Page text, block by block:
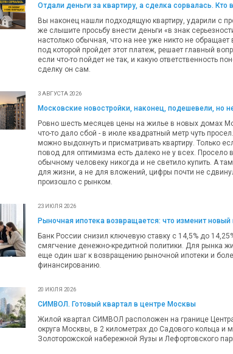
Отдали деньги за квартиру, а сделка сорвалась. Кто
Вы наконец нашли подходящую квартиру, ударили с
же слышите просьбу внести деньги «в знак
настолько обычная, что на нее уже никто не
под которой пройдет этот платеж, решает главный
если что-то пойдет не так, и какую ответственность
сделку он сам.
3 АВГУСТА 2026
Московские новостройки, наконец, подешевели, но
Ровно шесть месяцев цены на жилье в новых домах
что-то дало сбой - в июле квадратный метр чуть
можно выдохнуть и присматривать квартиру. Только
повод для оптимизма есть далеко не у всех. Просело
обычному человеку никогда и не светило купить. А
для жизни, а не для вложений, цифры почти не
произошло с рынком.
23 ИЮЛЯ 2026
Рыночная ипотека возвращается: что изменит новый
Банк России снизил ключевую ставку с 14,5% до
смягчение денежно-кредитной политики. Для рынка
еще один шаг к возвращению рыночной ипотеки и
финансированию.
20 ИЮЛЯ 2026
СИМВОЛ. Готовый квартал в центре Москвы
Жилой квартал СИМВОЛ расположен на границе
округа Москвы, в 2 километрах до Садового кольца и
Золоторожской набережной Яузы и Лефортовского